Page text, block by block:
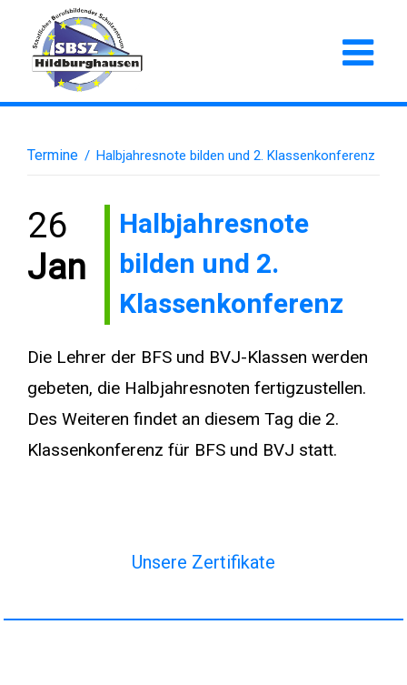
Termine / Halbjahresnote bilden und 2. Klassenkonferenz
26
Jan
Halbjahresnote
bilden und 2.
Klassenkonferenz
Die Lehrer der BFS und BVJ-Klassen werden
gebeten, die Halbjahresnoten fertigzustellen.
Des Weiteren findet an diesem Tag die 2.
Klassenkonferenz für BFS und BVJ statt.
Unsere Zertifikate